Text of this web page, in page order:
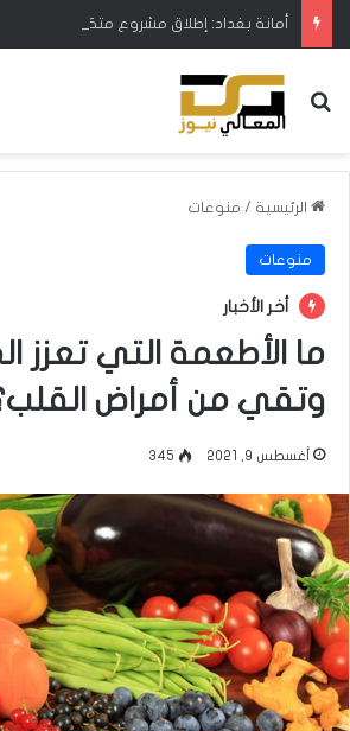
بحث عن
الرئيسية / منوعات
منوعات
أخر الأخبار
ما الأطعمة التي تعزز
وتقي من أمراض
أغسطس 9, 2021 345